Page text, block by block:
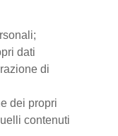
dati
di
dei propri
contenuti